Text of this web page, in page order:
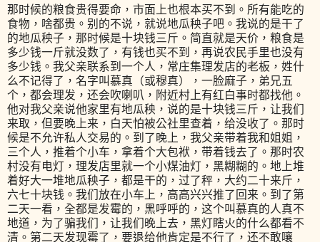
那时候的粮食贵得要命，市面上也根本买不到。所有能吃的
食物，啥都贵。别的不说，就说地瓜秧子吧。我说的是干了
的地瓜秧子，那时候是十块钱三斤。简直就是天价，粮食是
多少钱一斤就没数了，有钱也买不到，再说农民手里也没有
多少钱。我父亲联系到一个人，常庄集理发店的老板，姓什
么不记得了，名字叫慕真（或穆真），一脸麻子，弟兄五
个，都会理发，还会吹喇叭，附近村上有红白事时都找他。
他对我父亲说他家里有地瓜秧，说的是十块钱三斤，让我们
来取，但要晚上来，白天怕被公社里查着，给没收了。那时
候是不允许私人交易的。到了晚上，我父亲带着我和姐姐，
三个人，推着个小车，拿着个大包袱，带着钱去了。那时农
村没有电灯，理发店里就一个小煤油灯，黑糊糊的。地上堆
着好大一堆地瓜秧子，都是干的，过了秤，大约二十来斤，
六七十块钱。我们放在小车上，高高兴兴推了回来。到了第
二天一看，全都是发霉的，黑呼呼的，这个叫慕真的人真不
地道，为了骗我们，让我们晚上去，黑灯瞎火的什么都看不
清。第二天发现霉了，要退给他肯定是不行了，还不敢嚷